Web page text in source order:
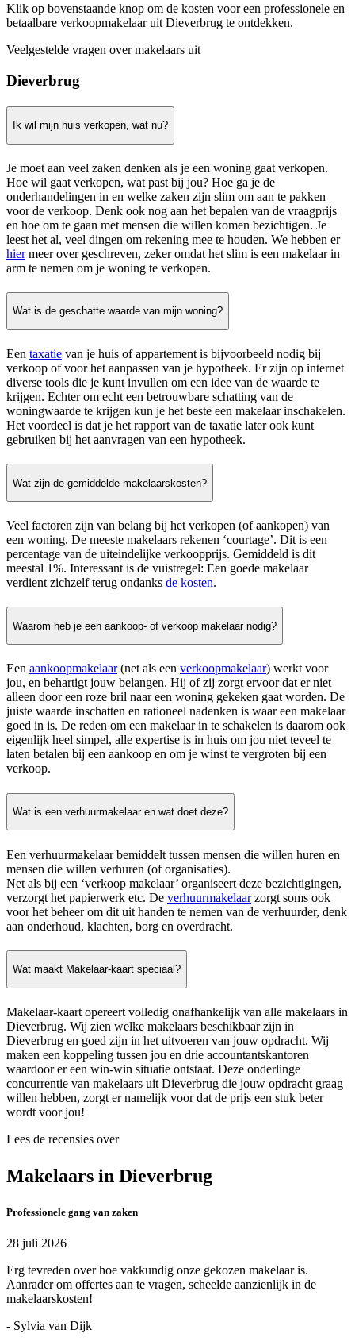
Klik op bovenstaande knop om de kosten voor een professionele en
betaalbare verkoopmakelaar uit Dieverbrug te ontdekken.
Veelgestelde vragen over makelaars uit
Dieverbrug
Ik wil mijn huis verkopen, wat nu?
Je moet aan veel zaken denken als je een woning gaat verkopen.
Hoe wil gaat verkopen, wat past bij jou? Hoe ga je de
onderhandelingen in en welke zaken zijn slim om aan te pakken
voor de verkoop. Denk ook nog aan het bepalen van de vraagprijs
en hoe om te gaan met mensen die willen komen bezichtigen. Je
leest het al, veel dingen om rekening mee te houden. We hebben er
hiermeer over geschreven, zeker omdat het slim is een makelaar in
arm te nemen om je woning te verkopen.
Wat is de geschatte waarde van mijn woning?
Een taxatie van je huis of appartement is bijvoorbeeld nodig bij
verkoop of voor het aanpassen van je hypotheek. Er zijn op internet
diverse tools die je kunt invullen om een idee van de waarde te
krijgen. Echter om echt een betrouwbare schatting van de
woningwaarde te krijgen kun je het beste een makelaar inschakelen.
Het voordeel is dat je het rapport van de taxatie later ook kunt
gebruiken bij het aanvragen van een hypotheek.
Wat zijn de gemiddelde makelaarskosten?
Veel factoren zijn van belang bij het verkopen (of aankopen) van
een woning. De meeste makelaars rekenen ‘courtage’. Dit is een
percentage van de uiteindelijke verkoopprijs. Gemiddeld is dit
meestal 1%. Interessant is de vuistregel: Een goede makelaar
verdient zichzelf terug ondanks de kosten.
Waarom heb je een aankoop- of verkoop makelaar nodig?
Een aankoopmakelaar(net als een verkoopmakelaar) werkt voor
jou, en behartigt jouw belangen. Hij of zij zorgt ervoor dat er niet
alleen door een roze bril naar een woning gekeken gaat worden. De
juiste waarde inschatten en rationeel nadenken is waar een makelaar
goed in is. De reden om een makelaar in te schakelen is daarom ook
eigenlijk heel simpel, alle expertise is in huis om jou niet teveel te
laten betalen bij een aankoop en om je winst te vergroten bij een
verkoop.
Wat is een verhuurmakelaar en wat doet deze?
Een verhuurmakelaar bemiddelt tussen mensen die willen huren en
mensen die willen verhuren (of organisaties).
Net als bij een ‘verkoop makelaar’ organiseert deze bezichtigingen,
verzorgt het papierwerk etc. De verhuurmakelaarzorgt soms ook
voor het beheer om dit uit handen te nemen van de verhuurder, denk
aan onderhoud, klachten, borg en overdracht.
Wat maakt Makelaar-kaart speciaal?
Makelaar-kaart opereert volledig onafhankelijk van alle makelaars in
Dieverbrug. Wij zien welke makelaars beschikbaar zijn in
Dieverbrug en goed zijn in het uitvoeren van jouw opdracht. Wij
maken een koppeling tussen jou en drie accountantskantoren
waardoor er een win-win situatie ontstaat. Deze onderlinge
concurrentie van makelaars uit Dieverbrug die jouw opdracht graag
willen hebben, zorgt er namelijk voor dat de prijs een stuk beter
wordt voor jou!
Lees de recensies over
Makelaars in Dieverbrug
Professionele gang van zaken
28 juli 2026
Erg tevreden over hoe vakkundig onze gekozen makelaar is.
Aanrader om offertes aan te vragen, scheelde aanzienlijk in de
makelaarskosten!
- Sylvia van Dijk